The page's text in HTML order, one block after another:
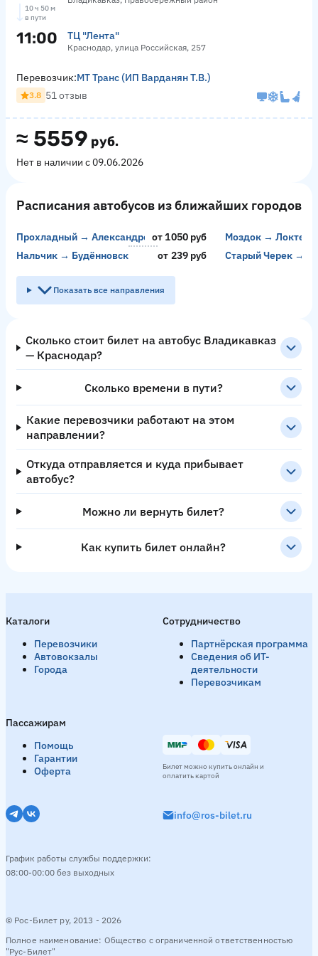
10 ч 50 м
в пути
11:00 ТЦ "Лента"
Краснодар, улица Российская, 257
≈ 5559 руб.
Нет в наличии с 09.06.2026
Перевозчик:МТ Транс (ИП Варданян Т.В.)
3.8 51 отзыв
Расписания автобусов из ближайших городов
Прохладный → Александровскоеот 1050 руб
Моздок → Локтев
Нальчик → Будённовск
от 239 руб Старый Черек →
Показать все направления
Сколько стоит билет на автобус Владикавказ
— Краснодар?
Сколько времени в пути?
Какие перевозчики работают на этом
направлении?
Откуда отправляется и куда прибывает
автобус?
Можно ли вернуть билет?
Как купить билет онлайн?
Каталоги
Перевозчики
Автовокзалы
Города
Пассажирам
Помощь
Гарантии
Оферта
Сотрудничество
Партнёрская программа
Сведения об ИТ-
деятельности
Перевозчикам
© Рос-Билет ру, 2013 - 2026
Полное наименование: Общество с ограниченной ответственностью
"Рус-Билет"
info@ros-bilet.ru
График работы службы поддержки:
08:00-00:00 без выходных
Билет можно купить онлайн и
оплатить картой